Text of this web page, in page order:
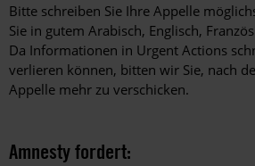
Bitte schreiben Sie Ihre Appelle
Sie in gutem Arabisch, Englisch,
Da Informationen in Urgent Actions
verlieren können, bitten wir Sie, nach
Appelle mehr zu verschicken.
Amnesty fordert: